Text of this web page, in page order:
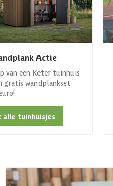
Actie
van een Keter tuinhuis
gratis wandplankset
alle tuinhuisjes